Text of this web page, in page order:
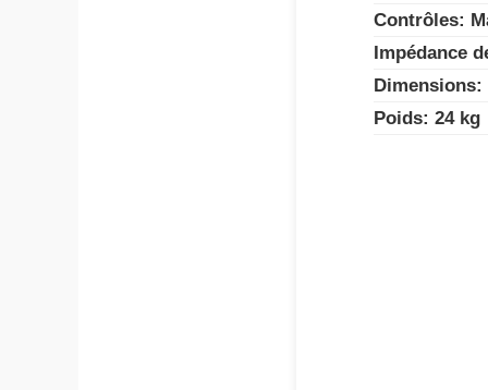
Contrôles:
Impédance
Dimensions:
Poids: 24 kg